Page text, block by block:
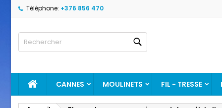
Téléphone: +376 856 470
ACCUEILCANNES MOULINETS FIL - TRESSE